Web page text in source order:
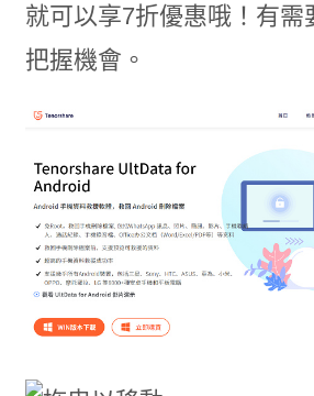
就可以享7折優惠哦！有需
把握機會。